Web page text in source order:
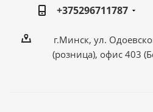
+375296711787
г.Минск, ул.
(розница), офис 403